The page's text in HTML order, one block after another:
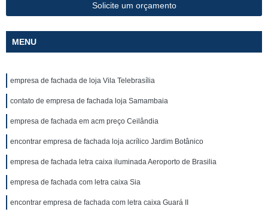
Solicite um orçamento
MENU
empresa de fachada de loja Vila Telebrasília
contato de empresa de fachada loja Samambaia
empresa de fachada em acm preço Ceilândia
encontrar empresa de fachada loja acrílico Jardim Botânico
empresa de fachada letra caixa iluminada Aeroporto de Brasilia
empresa de fachada com letra caixa Sia
encontrar empresa de fachada com letra caixa Guará II